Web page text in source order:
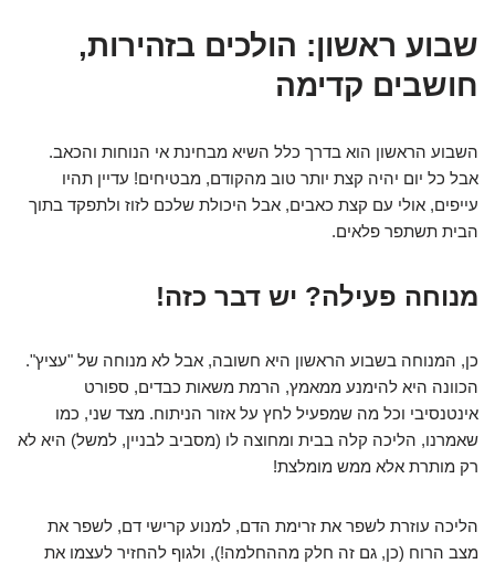
שבוע ראשון: הולכים בזהירות,
חושבים קדימה
השבוע הראשון הוא בדרך כלל השיא מבחינת אי הנוחות והכאב.
אבל כל יום יהיה קצת יותר טוב מהקודם, מבטיחים! עדיין תהיו
עייפים, אולי עם קצת כאבים, אבל היכולת שלכם לזוז ולתפקד בתוך
הבית תשתפר פלאים.
מנוחה פעילה? יש דבר כזה!
כן, המנוחה בשבוע הראשון היא חשובה, אבל לא מנוחה של "עציץ".
הכוונה היא להימנע ממאמץ, הרמת משאות כבדים, ספורט
אינטנסיבי וכל מה שמפעיל לחץ על אזור הניתוח. מצד שני, כמו
שאמרנו, הליכה קלה בבית ומחוצה לו (מסביב לבניין, למשל) היא לא
רק מותרת אלא ממש מומלצת!
הליכה עוזרת לשפר את זרימת הדם, למנוע קרישי דם, לשפר את
מצב הרוח (כן, גם זה חלק מההחלמה!), ולגוף להחזיר לעצמו את